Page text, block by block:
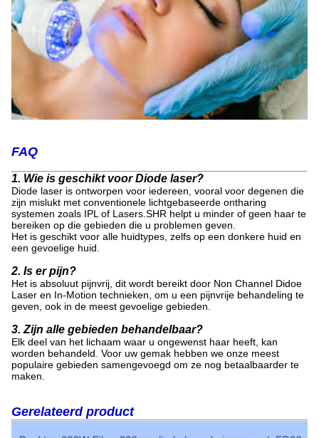
FAQ
1. Wie is geschikt voor Diode laser?
Diode laser is ontworpen voor iedereen, vooral voor degenen die
zijn mislukt met conventionele lichtgebaseerde ontharing
systemen zoals IPL of Lasers.SHR helpt u minder of geen haar te
bereiken op die gebieden die u problemen geven.
Het is geschikt voor alle huidtypes, zelfs op een donkere huid en
een gevoelige huid.
2. Is er pijn?
Het is absoluut pijnvrij, dit wordt bereikt door Non Channel Didoe
Laser en In-Motion technieken, om u een pijnvrije behandeling te
geven, ook in de meest gevoelige gebieden.
3. Zijn alle gebieden behandelbaar?
Elk deel van het lichaam waar u ongewenst haar heeft, kan
worden behandeld. Voor uw gemak hebben we onze meest
populaire gebieden samengevoegd om ze nog betaalbaarder te
maken.
Gerelateerd product